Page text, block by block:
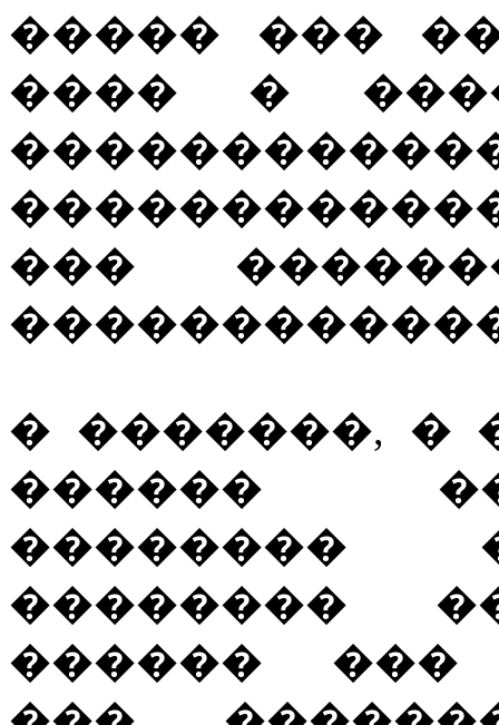
����� ���
���� �
���
� �������, �
������
��������
��������
������ ���